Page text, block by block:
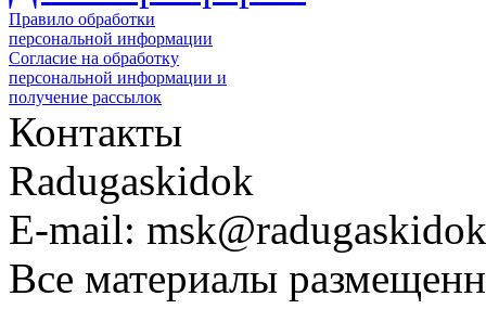
Правило обработки
персональной информации
Согласие на обработку
персональной информации и
получение рассылок
Контакты
Radugaskidok
E-mail:
Все материалы